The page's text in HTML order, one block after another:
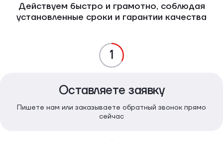
Действуем быстро и грамотно, соблюдая
установленные сроки и гарантии качества
1
Оставляете заявку
Пишете нам или заказываете обратный звонок прямо
сейчас